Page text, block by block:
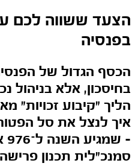
הצעד ששווה לכם
בפנסיה
הכסף הגדול של
בחיסכון, אלא בניהול
הליך "קיבוע זכויות"
איך לנצל את סל
– שמגיע השנה ל־976 אלף שקל •
סמנכ"לית תכנון